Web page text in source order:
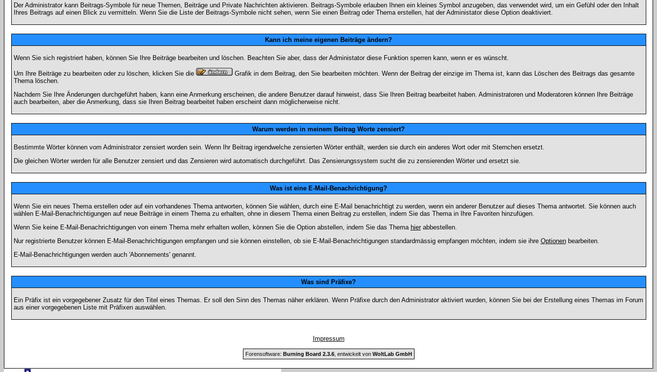
Der Administrator kann Beitrags-Symbole für neue Themen, Beiträge und Private Nachrichten aktivieren. Beitrags-Symbole erlauben Ihnen ein kleines Symbol anzugeben, das verwendet wird, um ein Gefühl oder den Inhalt
Ihres Beitrags auf einen Blick zu vermitteln. Wenn Sie die Liste der Beitrags-Symbole nicht sehen, wenn Sie einen Beitrag oder Thema erstellen, hat der Administator diese Option deaktiviert.
Kann ich meine eigenen Beiträge ändern?
Wenn Sie sich registriert haben, können Sie Ihre Beiträge bearbeiten und löschen. Beachten Sie aber, dass der Administator diese Funktion sperren kann, wenn er es wünscht.
Um Ihre Beiträge zu bearbeiten oder zu löschen, klicken Sie die
Grafik in dem Beitrag, den Sie bearbeiten möchten. Wenn der Beitrag der einzige im Thema ist, kann das Löschen des Beitrags das gesamte
Thema löschen.
Nachdem Sie Ihre Änderungen durchgeführt haben, kann eine Anmerkung erscheinen, die andere Benutzer darauf hinweist, dass Sie Ihren Beitrag bearbeitet haben. Administratoren und Moderatoren können Ihre Beiträge
auch bearbeiten, aber die Anmerkung, dass sie Ihren Beitrag bearbeitet haben erscheint dann möglicherweise nicht.
Warum werden in meinem Beitrag Worte zensiert?
Bestimmte Wörter können vom Administrator zensiert worden sein. Wenn Ihr Beitrag irgendwelche zensierten Wörter enthält, werden sie durch ein anderes Wort oder mit Sternchen ersetzt.
Die gleichen Wörter werden für alle Benutzer zensiert und das Zensieren wird automatisch durchgeführt. Das Zensierungssystem sucht die zu zensierenden Wörter und ersetzt sie.
Was ist eine E-Mail-Benachrichtigung?
Wenn Sie ein neues Thema erstellen oder auf ein vorhandenes Thema antworten, können Sie wählen, durch eine E-Mail benachrichtigt zu werden, wenn ein anderer Benutzer auf dieses Thema antwortet. Sie können auch
wählen E-Mail-Benachrichtigungen auf neue Beiträge in einem Thema zu erhalten, ohne in diesem Thema einen Beitrag zu erstellen, indem Sie das Thema in Ihre Favoriten hinzufügen.
Wenn Sie keine E-Mail-Benachrichtigungen von einem Thema mehr erhalten wollen, können Sie die Option abstellen, indem Sie das Thema hierabbestellen.
Nur registrierte Benutzer können E-Mail-Benachrichtigungen empfangen und sie können einstellen, ob sie E-Mail-Benachrichtigungen standardmässig empfangen möchten, indem sie ihre Optionenbearbeiten.
E-Mail-Benachrichtigungen werden auch 'Abonnements' genannt.
Was sind Präfixe?
Ein Präfix ist ein vorgegebener Zusatz für den Titel eines Themas. Er soll den Sinn des Themas näher erklären. Wenn Präfixe durch den Administrator aktiviert wurden, können Sie bei der Erstellung eines Themas im Forum
aus einer vorgegebenen Liste mit Präfixen auswählen.
Impressum
Forensoftware: Burning Board 2.3.6, entwickelt von WoltLab GmbH